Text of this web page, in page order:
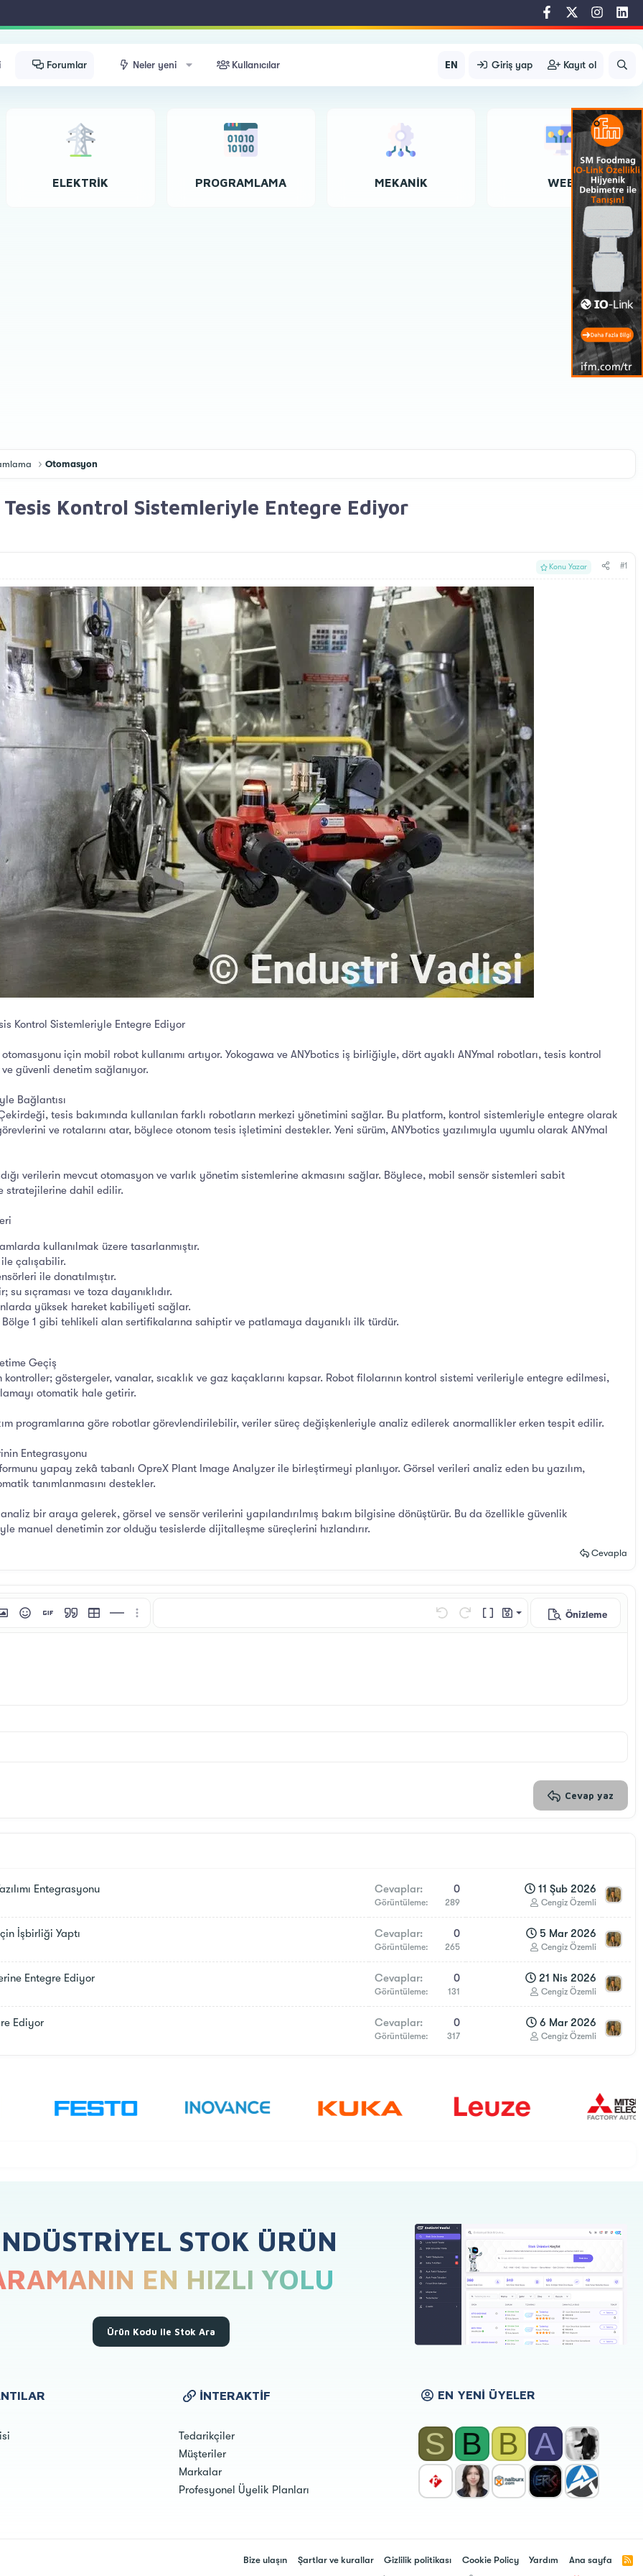
Forumlar Neler yeni Kullanıcılar EN Giriş yap Kayıt ol
ELEKTRIK PROGRAMLAMA MEKANIK WEB
Otomasyon
Kontrol Sistemleriyle Entegre Ediyor
Konu Yazar #1
Kontrol Sistemleriyle Entegre Ediyor
için mobil robot kullanımı artıyor. Yokogawa ve ANYbotics iş birliğiyle, dört ayaklı ANYmal robotları, tesis kontrol
güvenli denetim sağlanıyor.
Bağlantısı
tesis bakımında kullanılan farklı robotların merkezi yönetimini sağlar. Bu platform, kontrol sistemleriyle entegre olarak
ve rotalarını atar, böylece otonom tesis işletimini destekler. Yeni sürüm, ANYbotics yazılımıyla uyumlu olarak ANYmal
verilerin mevcut otomasyon ve varlık yönetim sistemlerine akmasını sağlar. Böylece, mobil sensör sistemleri sabit
stratejilerine dahil edilir.
kullanılmak üzere tasarlanmıştır.
çalışabilir.
ile donatılmıştır.
su sıçraması ve toza dayanıklıdır.
yüksek hareket kabiliyeti sağlar.
Bölge 1 gibi tehlikeli alan sertifikalarına sahiptir ve patlamaya dayanıklı ilk türdür.
Geçiş
göstergeler, vanalar, sıcaklık ve gaz kaçaklarını kapsar. Robot filolarının kontrol sistemi verileriyle entegre edilmesi,
otomatik hale getirir.
programlarına göre robotlar görevlendirilebilir, veriler süreç değişkenleriyle analiz edilerek anormallikler erken tespit edilir.
Entegrasyonu
yapay zekâ tabanlı OpreX Plant Image Analyzer ile birleştirmeyi planlıyor. Görsel verileri analiz eden bu yazılım,
tanımlanmasını destekler.
bir araya gelerek, görsel ve sensör verilerini yapılandırılmış bakım bilgisine dönüştürür. Bu da özellikle güvenlik
manuel denetimin zor olduğu tesislerde dijitalleşme süreçlerini hızlandırır.
Cevapla
ekleekle
İfadelerGIF ekle
Alıntı Tablo ekleYatay çizgi ekle
Daha fazla seçenek… Geri alileri alBB Kod aç/kapat
Taslaklar
Taslağı kaydet
Önizleme
Cevap yaz
Entegrasyonu Cevaplar 0
Görüntüleme 289
11 Şub 2026
Cengiz Özemli
İşbirliği Yaptı Cevaplar 0
Görüntüleme 265
5 Mar 2026
Cengiz Özemli
Entegre Ediyor Cevaplar 0
Görüntüleme 131
21 Nis 2026
Cengiz Özemli
Ediyor Cevaplar 0
Görüntüleme 317
6 Mar 2026
Cengiz Özemli
STOK ÜRÜN
EN HIZLI YOLU
Ürün Kodu ile Stok Ara
İNTERAKTIF
Tedarikçiler
Müşteriler
Markalar
Profesyonel Üyelik Planları
EN YENI ÜYELER
S B B A
Bize ulaşın Şartlar ve kurallar Gizlilik politikası Cookie Policy Yardım Ana sayfa
R